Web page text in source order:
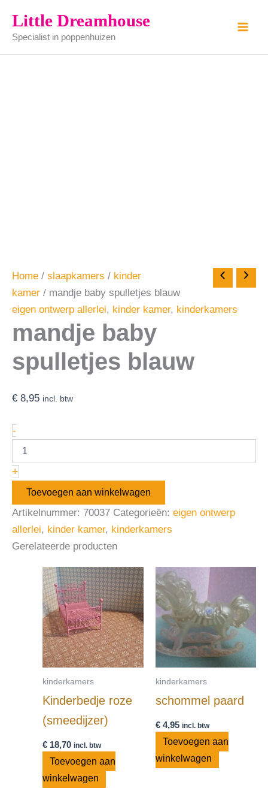
naar
inhoud
Little Dreamhouse
Specialist in poppenhuizen
Home / slaapkamers / kinder
kamer / mandje baby spulletjes blauw
eigen ontwerp allerlei, kinder kamer, kinderkamers
mandje baby
spulletjes blauw
€ 8,95 incl. btw
-
baby
spulletjes
blauw
aantal
+
Toevoegen aan winkelwagen
Artikelnummer: 70037 Categorieën: eigen ontwerp
allerlei, kinder kamer, kinderkamers
Gerelateerde producten
kinderkamers
Kinderbedje roze
(smeedijzer)
€ 18,70 incl. btw
Toevoegen aan
winkelwagen
kinderkamers
schommel paard
€4,95 incl. btw
Toevoegen aan
winkelwagen